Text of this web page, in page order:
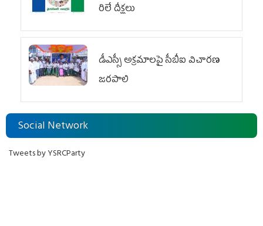
రిలే దీక్షలు
డీఎస్సీ అక్రమాలపై సీబీఐ విచారణ
జరపాలి
Social Network
Tweets by YSRCParty